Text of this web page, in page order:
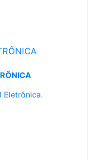
Eletrônica.